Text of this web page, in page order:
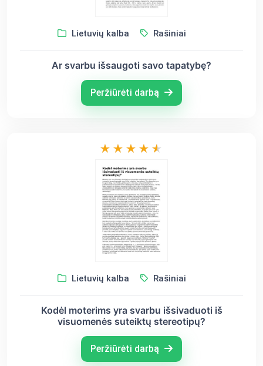
Lietuvių kalba Rašiniai
Ar svarbu išsaugoti savo tapatybę?
Peržiūrėti darbą
Lietuvių kalba Rašiniai
Kodėl moterims yra svarbu išsivaduoti iš
visuomenės suteiktų stereotipų?
Peržiūrėti darbą